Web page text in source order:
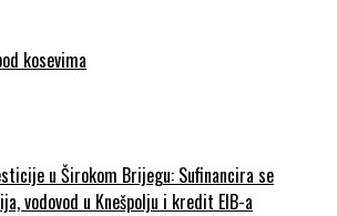
kosevima
u Širokom Brijegu: Sufinancira se
vodovod u Knešpolju i kredit EIB-a